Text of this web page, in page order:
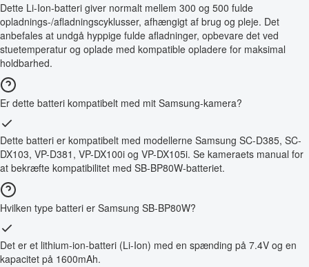
Dette Li-Ion-batteri giver normalt mellem 300 og 500 fulde
opladnings-/afladningscyklusser, afhængigt af brug og pleje. Det
anbefales at undgå hyppige fulde afladninger, opbevare det ved
stuetemperatur og oplade med kompatible opladere for maksimal
holdbarhed.
Er dette batteri kompatibelt med mit Samsung-kamera?
Dette batteri er kompatibelt med modellerne Samsung SC-D385, SC-
DX103, VP-D381, VP-DX100i og VP-DX105i. Se kameraets manual for
at bekræfte kompatibilitet med SB-BP80W-batteriet.
Hvilken type batteri er Samsung SB-BP80W?
Det er et lithium-ion-batteri (Li-Ion) med en spænding på 7.4V og en
kapacitet på 1600mAh.